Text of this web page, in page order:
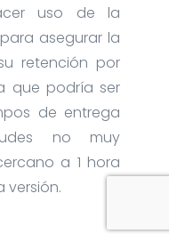
uso de la
asegurar la
retención por
que podría ser
de entrega
no muy
a 1 hora
versión.